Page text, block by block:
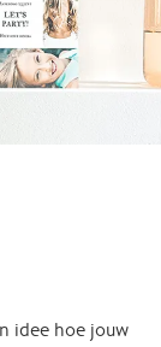
idee hoe jouw